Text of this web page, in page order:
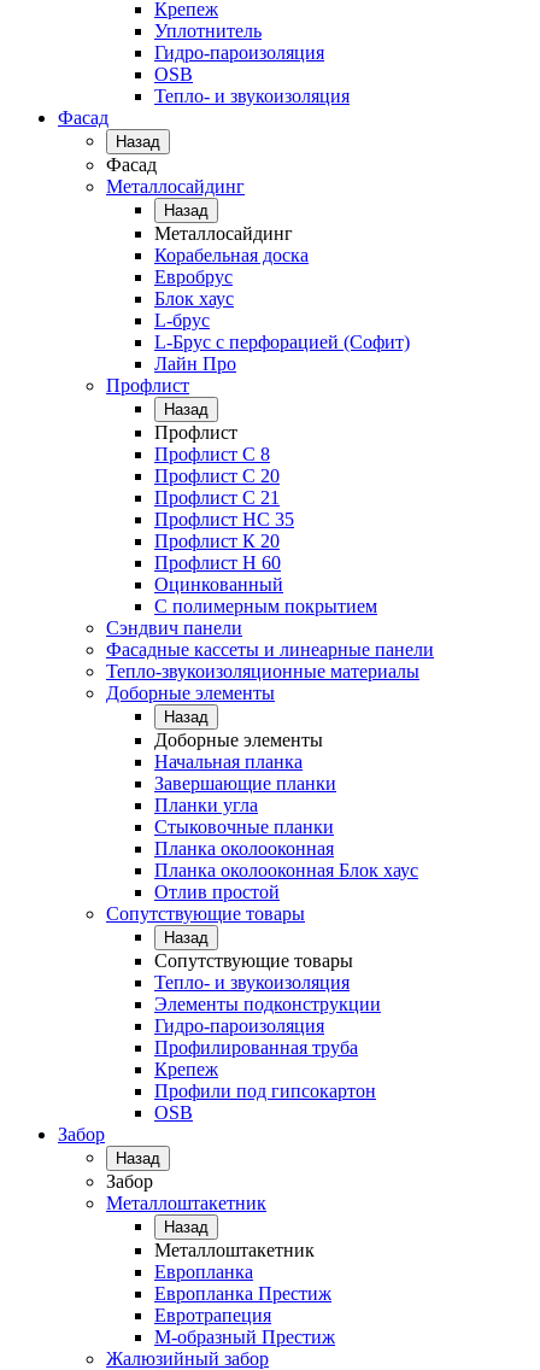
Крепеж
Уплотнитель
Гидро-пароизоляция
OSB
Тепло- и звукоизоляция
Фасад
Назад
Фасад
Металлосайдинг
Назад
Металлосайдинг
Корабельная доска
Евробрус
Блок хаус
L-брус
L-Брус с перфорацией (Софит)
Лайн Про
Профлист
Назад
Профлист
Профлист С 8
Профлист С 20
Профлист C 21
Профлист НС 35
Профлист К 20
Профлист Н 60
Оцинкованный
С полимерным покрытием
Сэндвич панели
Фасадные кассеты и линеарные панели
Тепло-звукоизоляционные материалы
Доборные элементы
Назад
Доборные элементы
Начальная планка
Завершающие планки
Планки угла
Стыковочные планки
Планка околооконная
Планка околооконная Блок хаус
Отлив простой
Сопутствующие товары
Назад
Сопутствующие товары
Тепло- и звукоизоляция
Элементы подконструкции
Гидро-пароизоляция
Профилированная труба
Крепеж
Профили под гипсокартон
OSB
Забор
Назад
Забор
Металлоштакетник
Назад
Металлоштакетник
Европланка
Европланка Престиж
Евротрапеция
М-образный Престиж
Жалюзийный забор